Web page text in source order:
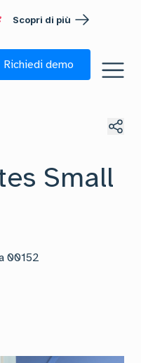
Scopri di più
Richiedi demo
Small
00152